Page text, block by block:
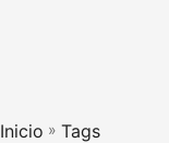
Inicio » Tags